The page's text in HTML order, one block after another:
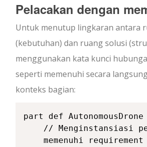
Pelacakan dengan
Untuk menutup lingkaran antara
(kebutuhan) dan ruang solusi
menggunakan kata kunci
seperti memenuhi secara
konteks bagian:
part def
// Menginstansiasi
memenuhi